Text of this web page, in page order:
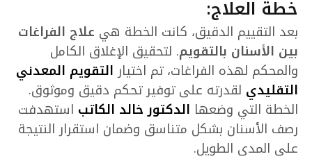
خطة العلاج:
بعد التقييم الدقيق، كانت الخطة هي علاج الفراغات
بين الأسنان بالتقويم. لتحقيق الإغلاق الكامل
والمحكم لهذه الفراغات، تم اختيارالتقويم المعدني
التقليدي لقدرته على توفير تحكم دقيق وموثوق.
الخطة التي وضعها الدكتور خالد الكاتب استهدفت
رصف الأسنان بشكل متناسق وضمان استقرار النتيجة
على المدى الطويل.